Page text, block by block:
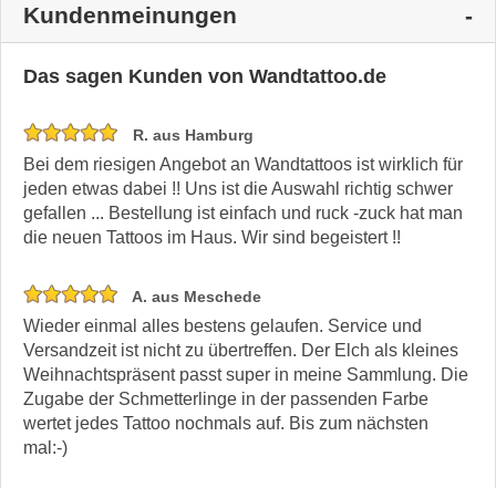
Kundenmeinungen
Das sagen Kunden von Wandtattoo.de
R. aus Hamburg
Bei dem riesigen Angebot an Wandtattoos ist wirklich für
jeden etwas dabei !! Uns ist die Auswahl richtig schwer
gefallen ... Bestellung ist einfach und ruck -zuck hat man
die neuen Tattoos im Haus. Wir sind begeistert !!
A. aus Meschede
Wieder einmal alles bestens gelaufen. Service und
Versandzeit ist nicht zu übertreffen. Der Elch als kleines
Weihnachtspräsent passt super in meine Sammlung. Die
Zugabe der Schmetterlinge in der passenden Farbe
wertet jedes Tattoo nochmals auf. Bis zum nächsten
mal:-)